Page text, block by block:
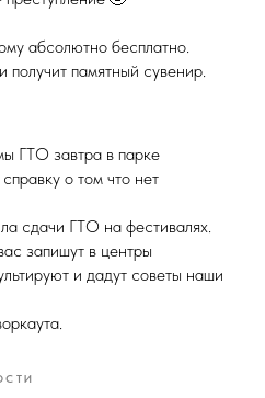
абсолютно бесплатно.
получит памятный сувенир.
ГТО завтра в парке
о том что нет
сдачи ГТО на фестивалях.
запишут в центры
и дадут советы наши